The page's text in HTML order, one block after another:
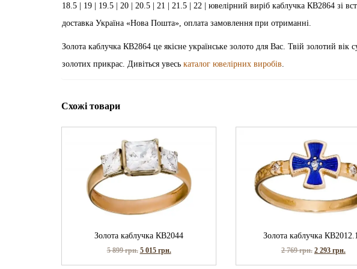
18.5 | 19 | 19.5 | 20 | 20.5 | 21 | 21.5 | 22 | ювелірний виріб каблучка КВ2864 зі
доставка Україна «Нова Пошта», оплата замовлення при отриманні.
Золота каблучка КВ2864 це якісне українське золото для Вас. Твій золотий вік
золотих прикрас. Дивіться увесь каталог ювелірних виробів.
Схожі товари
Золота каблучка КВ2044
5 899грн. 5 015 грн.
Золота каблучка
2 769грн. 2 293 грн.